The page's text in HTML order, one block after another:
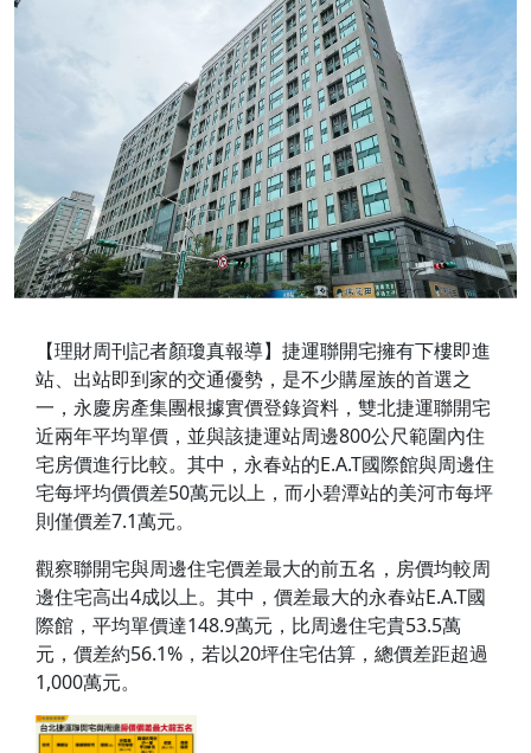
【理財周刊記者顏瓊真報導】捷運聯開宅擁有下樓即進
站、出站即到家的交通優勢，是不少購屋族的首選之
一，永慶房產集團根據實價登錄資料，雙北捷運聯開宅
近兩年平均單價，並與該捷運站周邊800公尺範圍內住
宅房價進行比較。其中，永春站的E.A.T國際館與周邊住
宅每坪均價價差50萬元以上，而小碧潭站的美河市每坪
則僅價差7.1萬元。
觀察聯開宅與周邊住宅價差最大的前五名，房價均較周
邊住宅高出4成以上。其中，價差最大的永春站E.A.T國
際館，平均單價達148.9萬元，比周邊住宅貴53.5萬
元，價差約56.1%，若以20坪住宅估算，總價差距超過
1,000萬元。